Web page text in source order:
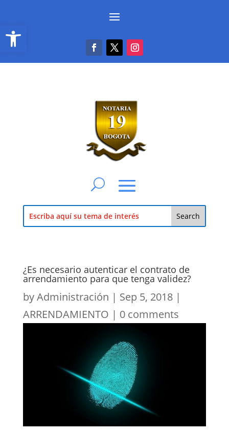
Abrir barra de herramientas
¿Es necesario autenticar el contrato de
arrendamiento para que tenga validez?
byAdministración | Sep 5, 2018|
ARRENDAMIENTO | 0 comments